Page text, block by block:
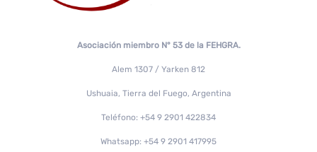
Asociación miembro N° 53 de la FEHGRA.
Alem 1307 / Yarken 812
Ushuaia, Tierra del Fuego, Argentina
Teléfono: +54 9 2901 422834
Whatsapp: +54 9 2901 417995